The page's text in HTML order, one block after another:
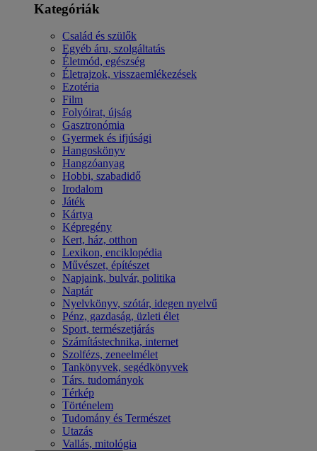
Kategóriák
Család és szülők
Egyéb áru, szolgáltatás
Életmód, egészség
Életrajzok, visszaemlékezések
Ezotéria
Film
Folyóirat, újság
Gasztronómia
Gyermek és ifjúsági
Hangoskönyv
Hangzóanyag
Hobbi, szabadidő
Irodalom
Játék
Kártya
Képregény
Kert, ház, otthon
Lexikon, enciklopédia
Művészet, építészet
Napjaink, bulvár, politika
Naptár
Nyelvkönyv, szótár, idegen nyelvű
Pénz, gazdaság, üzleti élet
Sport, természetjárás
Számítástechnika, internet
Szolfézs, zeneelmélet
Tankönyvek, segédkönyvek
Társ. tudományok
Térkép
Történelem
Tudomány és Természet
Utazás
Vallás, mitológia